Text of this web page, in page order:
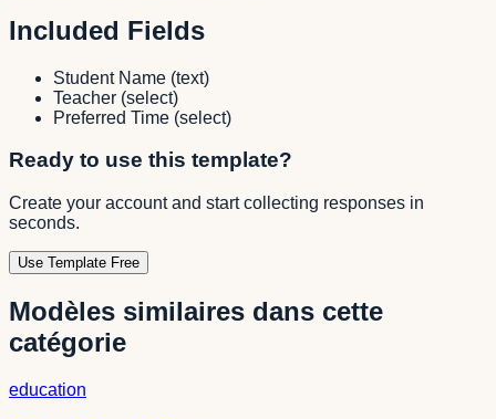
Included Fields
Student Name (text)
Teacher (select)
Preferred Time (select)
Ready to use this template?
Create your account and start collecting responses in
seconds.
Use Template Free
Modèles similaires dans cette
catégorie
education